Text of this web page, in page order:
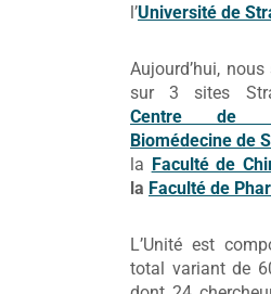
l’Université de
Aujourd’hui,
sur 3 sites
Centre de
Biomédecine de
la Faculté de
la Faculté de
L’Unité est
total variant de